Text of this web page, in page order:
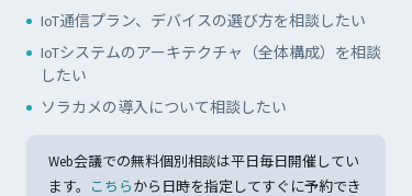
IoT通信プラン、デバイスの選び方を相談したい
IoTシステムのアーキテクチャ（全体構成）を相談
したい
ソラカメの導入について相談したい
Web会議での無料個別相談は平日毎日開催してい
ます。
こちらから日時を指定してすぐに予約でき